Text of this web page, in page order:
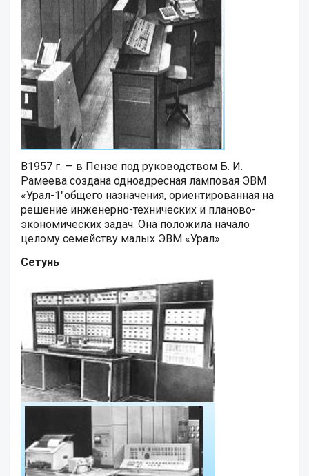
В1957 г. — в Пензе под руководством Б. И.
Рамеева создана одноадресная ламповая ЭВМ
«Урал-1″общего назначения, ориентированная на
решение инженерно-технических и планово-
экономических задач. Она положила начало
целому семейству малых ЭВМ «Урал».
Сетунь